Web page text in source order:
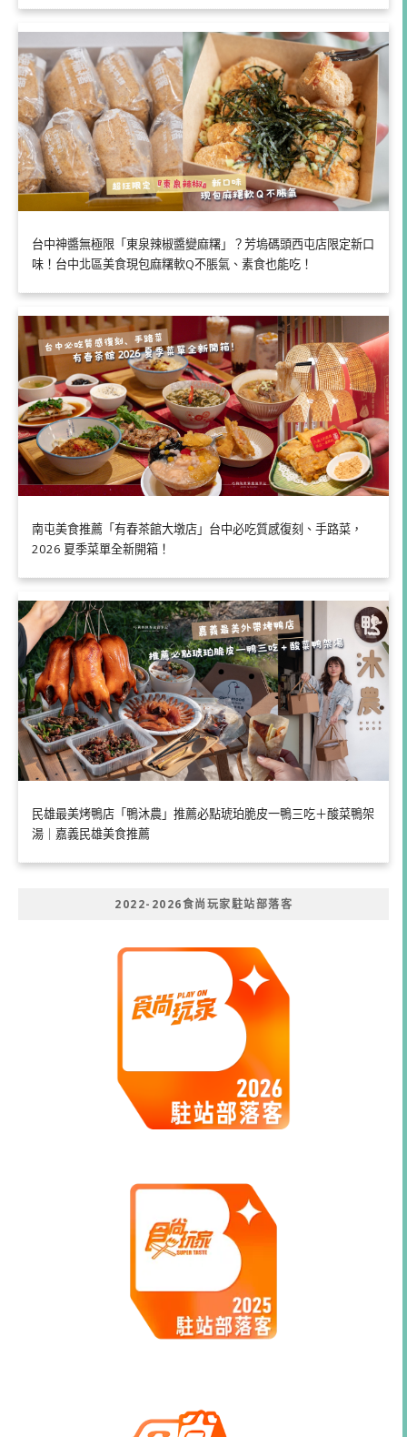
台中神醬無極限「東泉辣椒醬變麻糬」？芳塢碼頭西屯店限定新口
味！台中北區美食現包麻糬軟Q不脹氣、素食也能吃！
南屯美食推薦「有春茶館大墩店」台中必吃質感復刻、手路菜，
2026 夏季菜單全新開箱！
民雄最美烤鴨店「鴨沐農」推薦必點琥珀脆皮一鴨三吃＋酸菜鴨架
湯｜嘉義民雄美食推薦
2022-2026食尚玩家駐站部落客